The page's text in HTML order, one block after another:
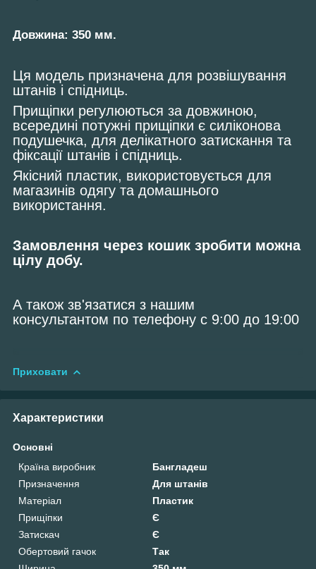
Довжина: 350 мм.
Ця модель призначена для розвішування
штанів і спідниць.
Прищіпки регулюються за довжиною,
всередині потужні прищіпки є силіконова
подушечка, для делікатного затискання та
фіксації штанів і спідниць.
Якісний пластик, використовується для
магазинів одягу та домашнього
використання.
Замовлення через кошик зробити можна
цілу добу.
А також зв'язатися з нашим
консультантом по телефону с 9:00 до 19:00
Приховати
Характеристики
Основні
Країна виробник
Бангладеш
Призначення
Для штанів
Матеріал
Пластик
Прищіпки
Є
Затискач
Є
Обертовий гачок
Так